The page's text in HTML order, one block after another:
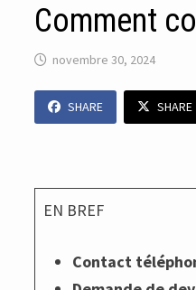
Comment
novembre 30, 2024
SHARE SHARE
EN BREF
Contact